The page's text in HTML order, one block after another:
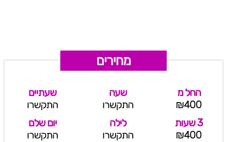
מחירים
החל מ
₪400
שעה
התקשרו
שעתיים
התקשרו
3 שעות
₪400
לילה
התקשרו
יום שלם
התקשרו